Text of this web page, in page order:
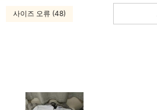
사이즈 오류 (48)